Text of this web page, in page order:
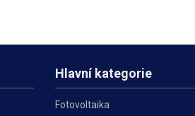
Hlavní kategorie
Fotovoltaika